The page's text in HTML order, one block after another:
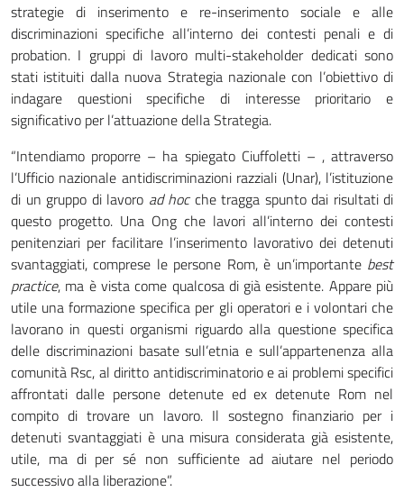
strategie di inserimento e re-inserimento sociale e alle
discriminazioni specifiche all’interno dei contesti penali e di
probation. I gruppi di lavoro multi-stakeholder dedicati sono
stati istituiti dalla nuova Strategia nazionale con l’obiettivo di
indagare questioni specifiche di interesse prioritario e
significativo per l’attuazione della Strategia.
“Intendiamo proporre – ha spiegato Ciuffoletti – , attraverso
l’Ufficio nazionale antidiscriminazioni razziali (Unar), l’istituzione
di un gruppo di lavoro ad hocche tragga spunto dai risultati di
questo progetto. Una Ong che lavori all’interno dei contesti
penitenziari per facilitare l’inserimento lavorativo dei detenuti
svantaggiati, comprese le persone Rom, è un’importante best
practice, ma è vista come qualcosa di già esistente. Appare più
utile una formazione specifica per gli operatori e i volontari che
lavorano in questi organismi riguardo alla questione specifica
delle discriminazioni basate sull’etnia e sull’appartenenza alla
comunità Rsc, al diritto antidiscriminatorio e ai problemi specifici
affrontati dalle persone detenute ed ex detenute Rom nel
compito di trovare un lavoro. Il sostegno finanziario per i
detenuti svantaggiati è una misura considerata già esistente,
utile, ma di per sé non sufficiente ad aiutare nel periodo
successivo alla liberazione”.